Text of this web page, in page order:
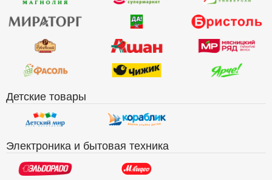
Детские товары
Электроника и бытовая техника